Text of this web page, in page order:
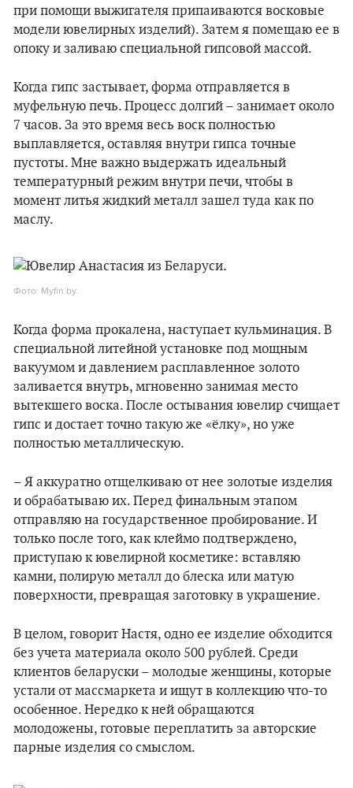
при помощи выжигателя припаиваются восковые
модели ювелирных изделий). Затем я помещаю ее в
опоку и заливаю специальной гипсовой массой.
Когда гипс застывает, форма отправляется в
муфельную печь. Процесс долгий – занимает около
7 часов. За это время весь воск полностью
выплавляется, оставляя внутри гипса точные
пустоты. Мне важно выдержать идеальный
температурный режим внутри печи, чтобы в
момент литья жидкий металл зашел туда как по
маслу.
Фото: Myfin.by.
Когда форма прокалена, наступает кульминация. В
специальной литейной установке под мощным
вакуумом и давлением расплавленное золото
заливается внутрь, мгновенно занимая место
вытекшего воска. После остывания ювелир счищает
гипс и достает точно такую же «ёлку», но уже
полностью металлическую.
– Я аккуратно отщелкиваю от нее золотые изделия
и обрабатываю их. Перед финальным этапом
отправляю на государственное пробирование. И
только после того, как клеймо подтверждено,
приступаю к ювелирной косметике: вставляю
камни, полирую металл до блеска или матую
поверхности, превращая заготовку в украшение.
В целом, говорит Настя, одно ее изделие обходится
без учета материала около 500 рублей. Среди
клиентов беларуски – молодые женщины, которые
устали от массмаркета и ищут в коллекцию что-то
особенное. Нередко к ней обращаются
молодожены, готовые переплатить за авторские
парные изделия со смыслом.